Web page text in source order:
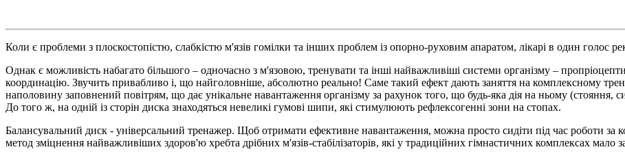
Коли є проблеми з плоскостопістю, слабкістю м'язів гомілки та інших проблем із опорно-руховим апаратом, лікарі в один голос
Однак є можливість набагато більшого – одночасно з м'язовою, тренувати та інші найважливіші системи організму –
координацію. Звучить привабливо і, що найголовніше, абсолютно реально! Саме такий ефект дають заняття на комплексному
наполовину заповнений повітрям, що дає унікальне навантаження організму за рахунок того, що будь-яка дія на ньому (стояння,
До того ж, на одній із сторін диска знаходяться невеликі гумові шипи, які стимулюють рефлексогенні зони на стопах.
Балансувальний диск - універсальний тренажер. Щоб отримати ефективне навантаження, можна просто сидіти під час роботи
метод зміцнення найважливіших здоров'ю хребта дрібних м'язів-стабілізаторів, які у традиційних гімнастичних комплексах мало